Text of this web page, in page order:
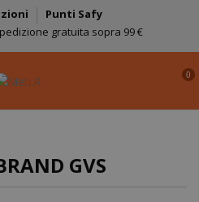
Punti Safy
gratuita sopra 99 €
0
GVS